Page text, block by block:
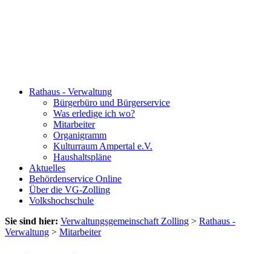
Rathaus - Verwaltung
Bürgerbüro und Bürgerservice
Was erledige ich wo?
Mitarbeiter
Organigramm
Kulturraum Ampertal e.V.
Haushaltspläne
Aktuelles
Behördenservice Online
Über die VG-Zolling
Volkshochschule
Sie sind hier: Verwaltungsgemeinschaft Zolling > Rathaus -
Verwaltung > Mitarbeiter